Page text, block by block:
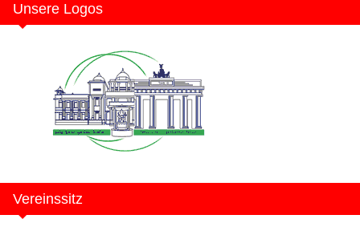
Unsere Logos
Vereinssitz